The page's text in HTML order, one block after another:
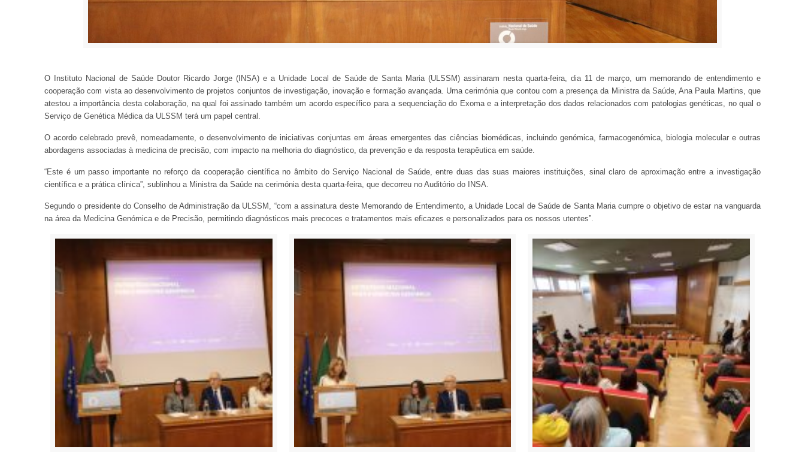
O Instituto Nacional de Saúde Doutor Ricardo Jorge (INSA) e a Unidade Local de Saúde de Santa Maria (ULSSM) assinaram nesta quarta-feira, dia 11 de março, um memorando de entendimento e
cooperação com vista ao desenvolvimento de projetos conjuntos de investigação, inovação e formação avançada. Uma cerimónia que contou com a presença da Ministra da Saúde, Ana Paula Martins, que
atestou a importância desta colaboração, na qual foi assinado também um acordo específico para a sequenciação do Exoma e a interpretação dos dados relacionados com patologias genéticas, no qual o
Serviço de Genética Médica da ULSSM terá um papel central.
O acordo celebrado prevê, nomeadamente, o desenvolvimento de iniciativas conjuntas em áreas emergentes das ciências biomédicas, incluindo genómica, farmacogenómica, biologia molecular e outras
abordagens associadas à medicina de precisão, com impacto na melhoria do diagnóstico, da prevenção e da resposta terapêutica em saúde.
“Este é um passo importante no reforço da cooperação científica no âmbito do Serviço Nacional de Saúde, entre duas das suas maiores instituições, sinal claro de aproximação entre a investigação
científica e a prática clínica”, sublinhou a Ministra da Saúde na cerimónia desta quarta-feira, que decorreu no Auditório do INSA.
Segundo o presidente do Conselho de Administração da ULSSM, “com a assinatura deste Memorando de Entendimento, a Unidade Local de Saúde de Santa Maria cumpre o objetivo de estar na vanguarda
na área da Medicina Genómica e de Precisão, permitindo diagnósticos mais precoces e tratamentos mais eficazes e personalizados para os nossos utentes”.